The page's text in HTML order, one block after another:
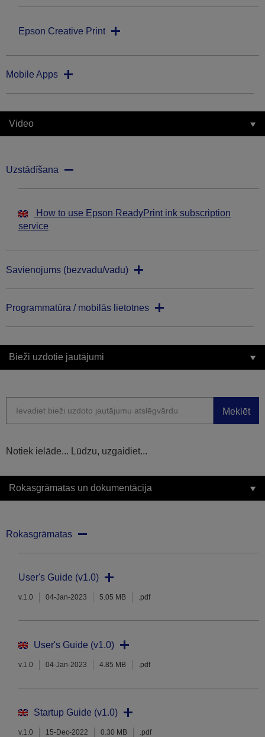
Epson Creative Print
Mobile Apps
Video
Uzstādīšana
How to use Epson ReadyPrint ink subscription
service
Savienojums (bezvadu/vadu)
Programmatūra / mobilās lietotnes
Bieži uzdotie jautājumi
Meklēt
Notiek ielāde... Lūdzu, uzgaidiet...
Rokasgrāmatas un dokumentācija
Rokasgrāmatas
User's Guide (v1.0)
v.1.0 04-Jan-2023 5.05 MB .pdf
User's Guide (v1.0)
v.1.0 04-Jan-2023 4.85 MB .pdf
Startup Guide (v1.0)
v.1.0 15-Dec-2022 0.30 MB .pdf